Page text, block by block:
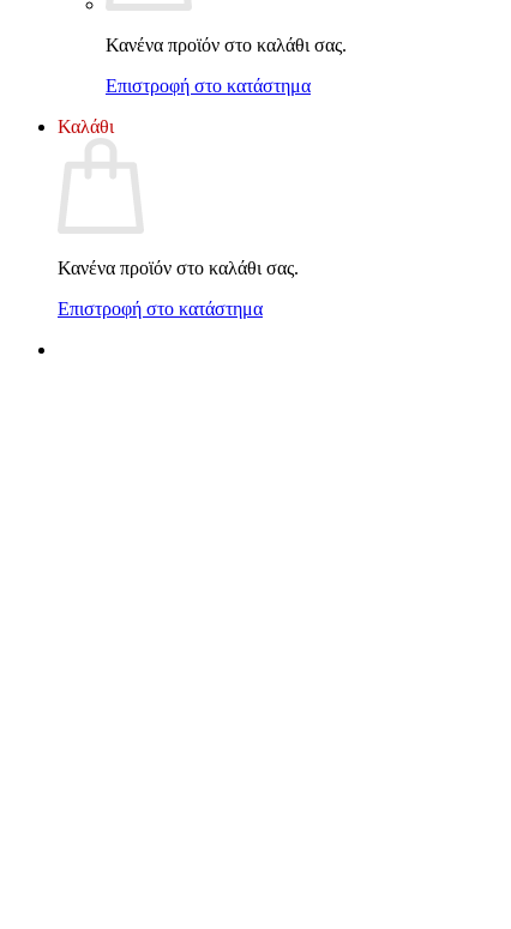
Κανένα προϊόν στο καλάθι σας.
Επιστροφή στο κατάστημα
Καλάθι
Κανένα προϊόν στο καλάθι σας.
Επιστροφή στο κατάστημα